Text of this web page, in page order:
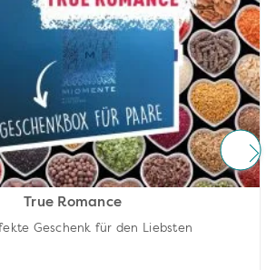
True Romance
Geschenk für den Liebsten